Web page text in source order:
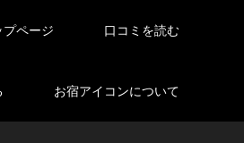
ページ 口コミを読む
お宿アイコンについて